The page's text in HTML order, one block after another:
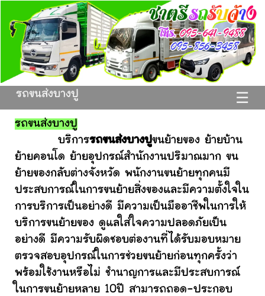
☰
รถขนส่งบางปู
รถขนส่งบางปู
บริการรถขนส่งบางปูขนย้ายของ ย้ายบ้าน
ย้ายคอนโด ย้ายอุปกรณ์สำนักงานปริมาณมาก ขน
ย้ายของกลับต่างจังหวัด พนักงานขนย้ายทุกคนมี
ประสบการณ์ในการขนย้ายสิ่งของและมีความตั้งใจใน
การบริการเป็นอย่างดี มีความเป็นมืออาชีพในการให้
บริการขนย้ายของ ดูแลใส่ใจความปลอดภัยเป็น
อย่างดี มีความรับผิดชอบต่องานที่ได้รับมอบหมาย
ตรวจสอบอุปกรณ์ในการช่วยขนย้ายก่อนทุกครั้งว่า
พร้อมใช้งานหรือไม่ ชำนาญการและมีประสบการณ์
ในการขนย้ายหลาย 10ปี สามารถถอด-ประกอบ